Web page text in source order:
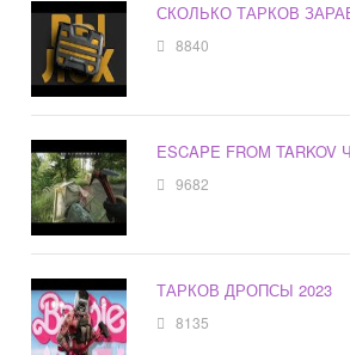
СКОЛЬКО ТАРКОВ
8840
ESCAPE FROM
9682
ТАРКОВ ДРОПСЫ 2023
8135